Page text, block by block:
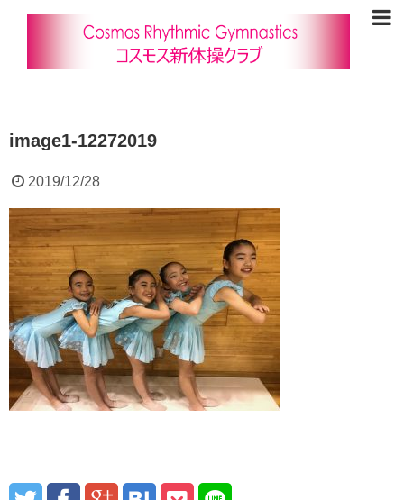
image1-12272019
2019/12/28